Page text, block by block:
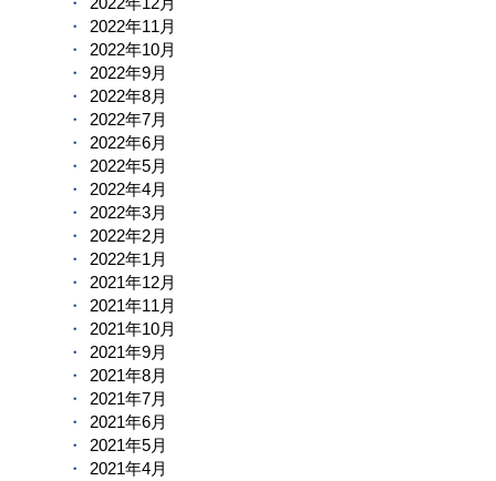
2022年11月
2022年10月
2022年9月
2022年8月
2022年7月
2022年6月
2022年5月
2022年4月
2022年3月
2022年2月
2022年1月
2021年12月
2021年11月
2021年10月
2021年9月
2021年8月
2021年7月
2021年6月
2021年5月
2021年4月